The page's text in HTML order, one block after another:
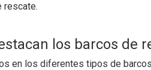
rescate.
los barcos de
en los diferentes tipos de